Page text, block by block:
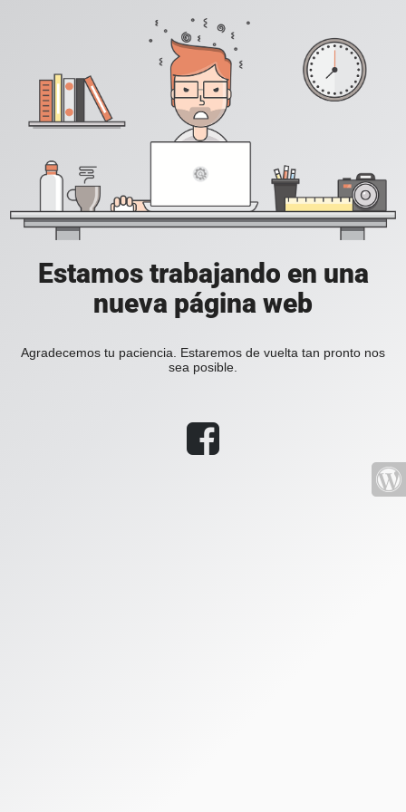
Estamos trabajando en una
nueva página web
Agradecemos tu paciencia. Estaremos de vuelta tan pronto nos
sea posible.